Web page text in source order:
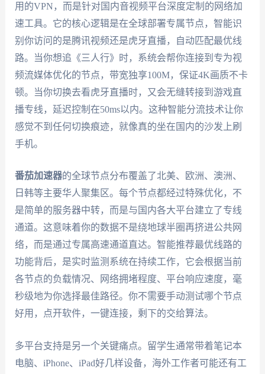
用的VPN，而是针对国内音视频平台深度定制的网络加
速工具。它的核心逻辑是在全球部署专属节点，智能识
别你访问的是腾讯视频还是虎牙直播，自动匹配最优线
路。当你想追《三人行》时，系统会帮你连接到专为视
频流媒体优化的节点，带宽独享100M，保证4K画质不卡
顿。当你切换去看虎牙直播时，又会无缝转接到游戏直
播专线，延迟控制在50ms以内。这种智能分流技术让你
感觉不到任何切换痕迹，就像真的坐在国内的沙发上刷
手机。
番茄加速器的全球节点分布覆盖了北美、欧洲、澳洲、
日韩等主要华人聚集区。每个节点都经过特殊优化，不
是简单的服务器中转，而是与国内各大平台建立了专线
通道。这意味着你的数据不是绕地球半圈再挤进公共网
络，而是通过专属高速通道直达。智能推荐最优线路的
功能背后，是实时监测系统在持续工作，它会根据当前
各节点的负载情况、网络拥堵程度、平台响应速度，毫
秒级地为你选择最佳路径。你不需要手动测试哪个节点
好用，点开软件，一键连接，剩下的交给算法。
多平台支持是另一个关键痛点。留学生通常带着笔记本
电脑、iPhone、iPad好几样设备，海外工作者可能还有工